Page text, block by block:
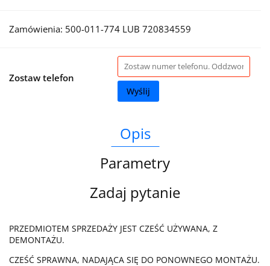
Zamówienia: 500-011-774 LUB 720834559
Zostaw telefon
Wyślij
Opis
Parametry
Zadaj pytanie
PRZEDMIOTEM SPRZEDAŻY JEST CZEŚĆ UŻYWANA, Z
DEMONTAŻU.
CZEŚĆ SPRAWNA, NADAJĄCA SIĘ DO PONOWNEGO MONTAŻU.